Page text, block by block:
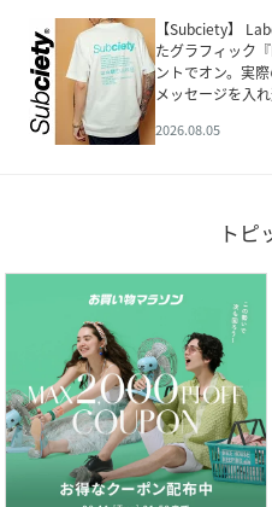
【Subciety】
たグラフィック
ントでオン。実
メッセージを入
2026.08.05
トピ